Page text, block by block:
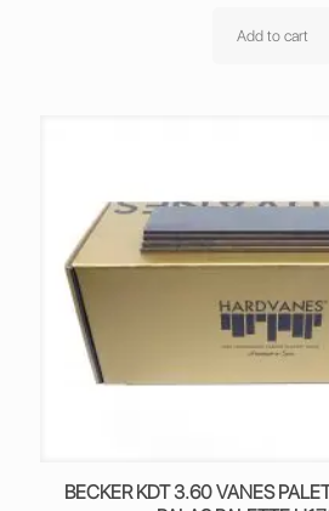
Add to cart
BECKER KDT 3.60 VANES